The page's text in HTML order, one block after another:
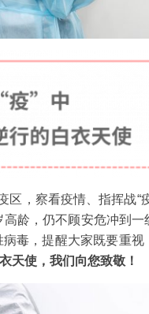
区，察看疫情、指挥战“
龄，仍不顾安危冲到
毒，提醒大家既要重
天使，我们向您致敬！